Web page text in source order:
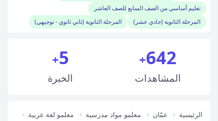
تعليم أساسي من الصف السابع للصف العاشر
المرحلة الثانوية (حادي عشر)
المرحلة الثانوية (ثاني ثانوي - توجيهي)
642
+
المشاهدات
5
+
الخبرة
الرئيسية عمّان معلمو مواد مدرسية
معلمو لغة عربية